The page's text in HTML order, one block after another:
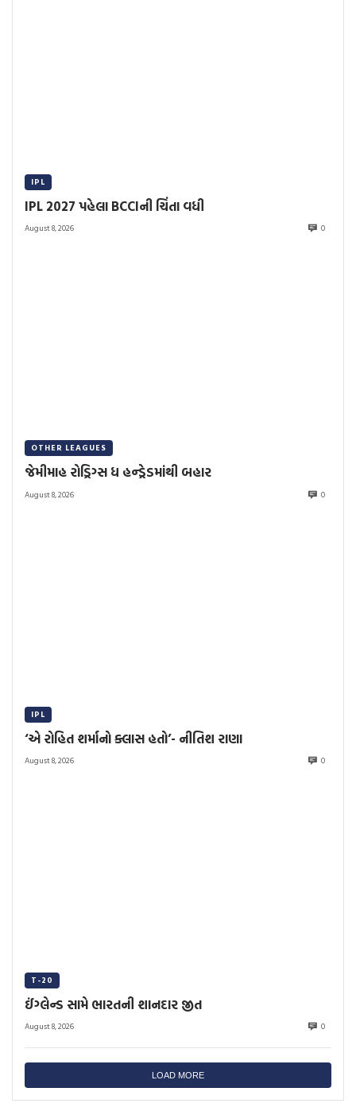
IPL
IPL 2027 પહેલા BCCIની ચિંતા વધી
August 8, 2026 0
OTHER LEAGUES
જેમીમાહ રોડ્રિગ્સ ધ હન્ડ્રેડમાંથી બહાર
August 8, 2026 0
IPL
‘એ રોહિત શર્માનો ક્લાસ હતો’- નીતિશ રાણા
August 8, 2026 0
T-20
ઈંગ્લેન્ડ સામે ભારતની શાનદાર જીત
August 8, 2026 0
LOAD MORE